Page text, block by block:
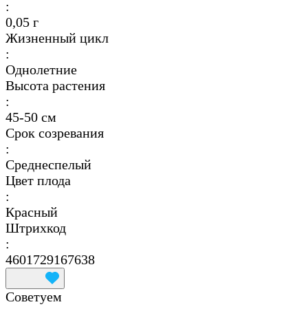
:
0,05 г
Жизненный цикл
:
Однолетние
Высота растения
:
45-50 см
Срок созревания
:
Среднеспелый
Цвет плода
:
Красный
Штрихкод
:
4601729167638
Советуем